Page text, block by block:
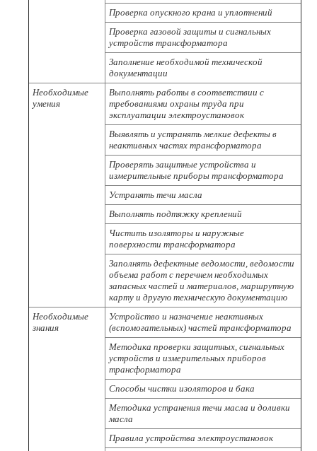
Проверка опускного крана и уплотнений
Проверка газовой защиты и сигнальных
устройств трансформатора
Заполнение необходимой технической
документации
Необходимые
умения
Выполнять работы в соответствии с
требованиями охраны труда при
эксплуатации электроустановок
Выявлять и устранять мелкие дефекты в
неактивных частях трансформатора
Проверять защитные устройства и
измерительные приборы трансформатора
Устранять течи масла
Выполнять подтяжку креплений
Чистить изоляторы и наружные
поверхности трансформатора
Заполнять дефектные ведомости, ведомости
объема работ с перечнем необходимых
запасных частей и материалов, маршрутную
карту и другую техническую документацию
Необходимые
знания
Устройство и назначение неактивных
(вспомогательных) частей трансформатора
Методика проверки защитных, сигнальных
устройств и измерительных приборов
трансформатора
Способы чистки изоляторов и бака
Методика устранения течи масла и доливки
масла
Правила устройства электроустановок